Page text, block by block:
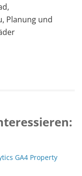
Planung und
GA4 Property